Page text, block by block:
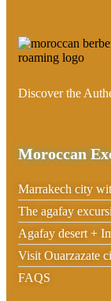
Discover the
Moroccan
Marrakech city
The agafay
Agafay desert +
Visit Ouarzazate
FAQS